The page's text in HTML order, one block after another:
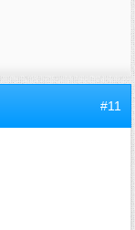
#11